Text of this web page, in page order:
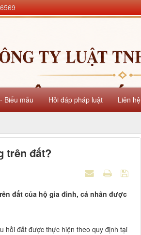
Biểu mẫu Hỏi đáp pháp luật Liên hệ
trên đất?
đất của hộ gia đình, cá nhân được
hồi đất được thực hiện theo quy định tại